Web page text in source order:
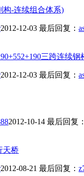
构-连续组合体系)
2012-12-03 最后回复：
三跨连续钢
2012-12-03 最后回复：
2012-10-14 最后回复
天桥
2012-08-21 最后回复：